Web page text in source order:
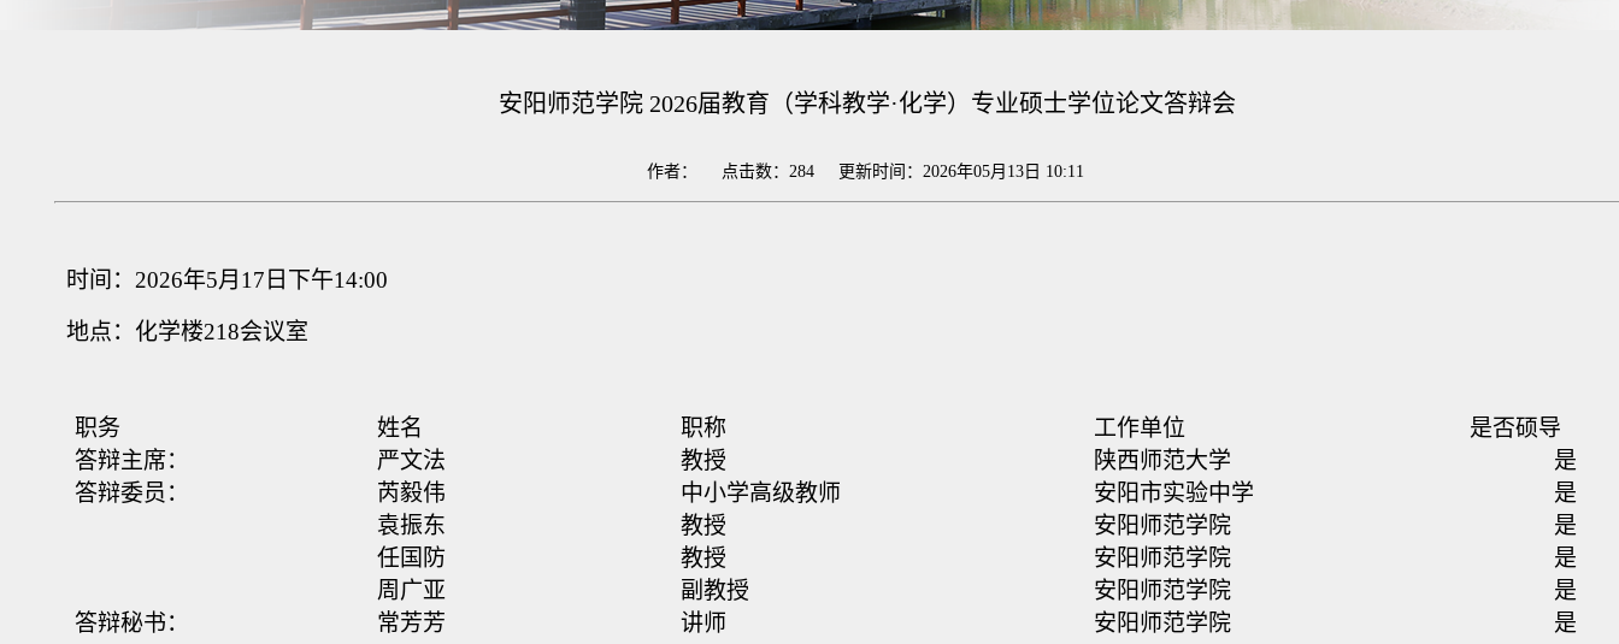
安阳师范学院 2026届教育（学科教学·化学）专业硕士学位论文答辩会
作者： 点击数： 284更新时间：2026年05月13日 10:11
时间： 2026年5月 17 日下午14:00
地点：化学楼218会议室
职务 姓名 职称 工作单位
是否硕导
答辩主席：
严文法 教授 陕西师范大学
是
答辩委员：
芮毅伟 中小学高级教师 安阳市实验中学
是
袁振东
教授 安阳师范学院
是
任国防
教授 安阳师范学院
是
周广亚
副教授 安阳师范学院
是
答辩秘书：
常芳芳 讲师 安阳师范学院 是